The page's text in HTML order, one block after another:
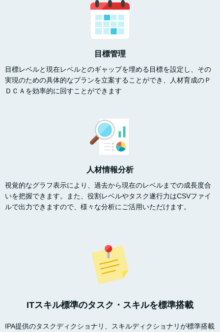
目標管理
目標レベルと現在レベルとのギャップを埋める目標を設定し、その
実現のための具体的なプランを立案することができ、人材育成のＰ
ＤＣＡを効率的に回すことができます
人材情報分析
視覚的なグラフ表示により、過去から現在のレベルまでの成長度合
いを把握できます。また、役割レベルやタスク遂行力はCSVファイ
ルで出力できますので、様々な分析にご活用いただけます。
ITスキル標準のタスク・スキルを標準搭載
IPA提供のタスクディクショナリ、スキルディクショナリが標準搭載